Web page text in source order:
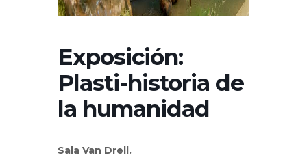
Exposición:
Plasti-historia de
la humanidad
Sala Van Drell.